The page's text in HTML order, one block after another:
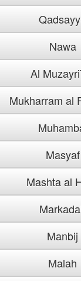
Nawa
Al
Mukharram al
Masyaf
Mashta al
Manbij
Malah